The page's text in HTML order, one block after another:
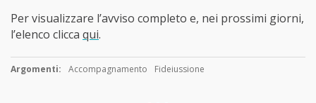
Per visualizzare l’avviso completo e, nei prossimi giorni,
l’elenco clicca qui.
Argomenti: Accompagnamento Fideiussione